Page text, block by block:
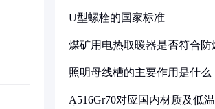
U型螺栓的国家标准
煤矿用电热取暖器是否符合防
照明母线槽的主要作用是什么
A516Gr70对应国内材质及低